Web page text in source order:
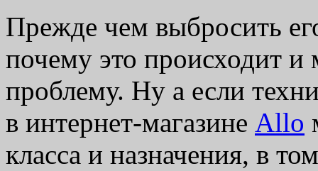
Прежде чем выбросить
почему это происходит
проблему. Ну а если
в интернет-магазине Allo
класса и назначения, в